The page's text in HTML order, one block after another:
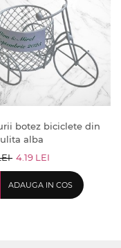
botez biciclete din
alba
4.19 LEI
ADAUGA IN COS